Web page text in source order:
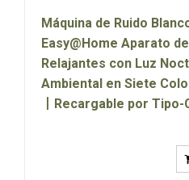
Máquina de Ruido
Easy@Home Aparato
Relajantes con Luz
Ambiental en Siete
丨Recargable por Tipo-